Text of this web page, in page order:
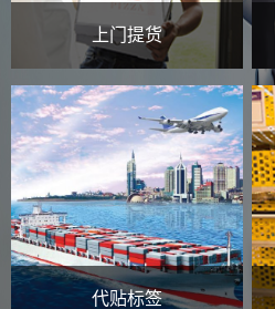
上门提货
代贴标签